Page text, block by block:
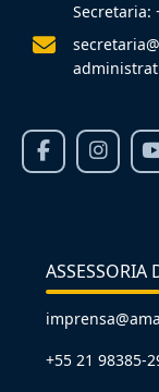
Secretaria:
ASSESSORIA
+55 21 98385-